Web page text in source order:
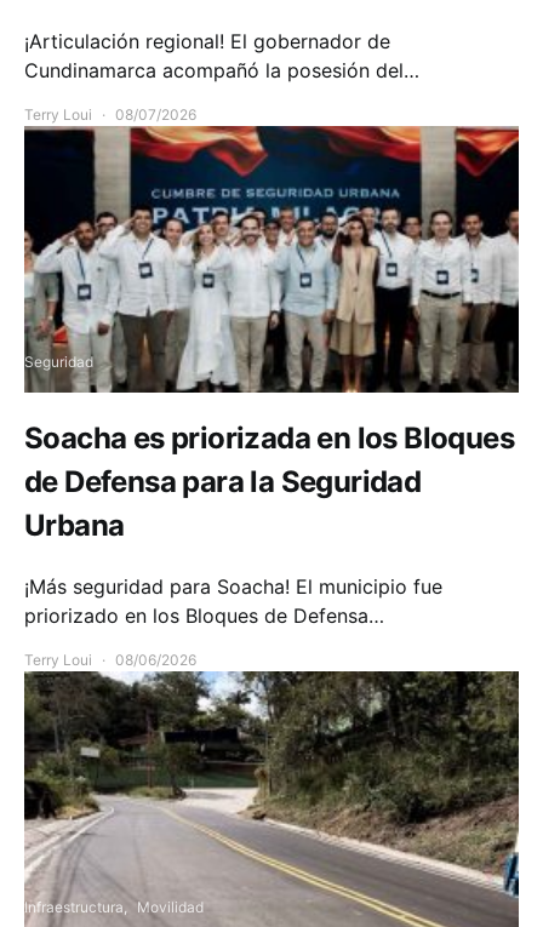
¡Articulación regional! El gobernador de
Cundinamarca acompañó la posesión del…
Terry Loui 08/07/2026
Seguridad
Soacha es priorizada en los Bloques
de Defensa para la Seguridad
Urbana
¡Más seguridad para Soacha! El municipio fue
priorizado en los Bloques de Defensa…
Terry Loui 08/06/2026
Infraestructura Movilidad